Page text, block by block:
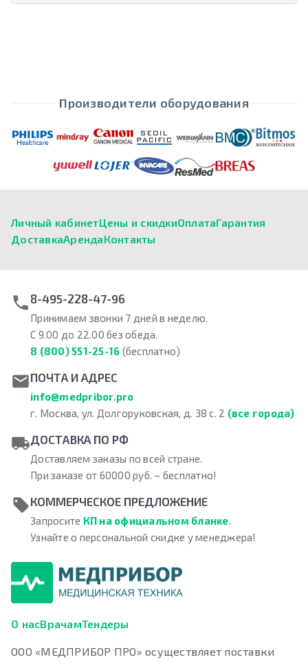
Производители оборудования
Личный кабинетЦены и скидкиОплатаГарантия
ДоставкаАрендаКонтакты
8-495-228-47-96
Принимаем звонки 7 дней в неделю.
С 9.00 до 22.00 без обеда.
8 (800) 551-25-16 (бесплатно)
ПОЧТА И АДРЕС
info@medpribor.pro
г. Москва, ул. Долгоруковская, д. 38 с. 2 (все города)
ДОСТАВКА ПО РФ
Доставляем заказы по всей стране.
При заказе от 60000 руб. – бесплатно!
КОММЕРЧЕСКОЕ ПРЕДЛОЖЕНИЕ
Запросите КП на официальном бланке
Узнайте о персональной скидке у менеджера!
О насВрачамТендеры
ООО «МЕДПРИБОР ПРО» осуществляет поставки